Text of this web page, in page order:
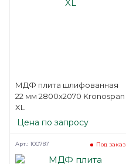
МДФ плита шлифованная
22 мм 2800х2070 Kronospan
XL
Цена по запросу
Под заказ
Арт.: 100787